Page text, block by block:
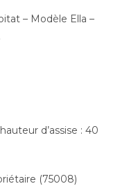
– Modèle Ella –
d’assise : 40
(75008)